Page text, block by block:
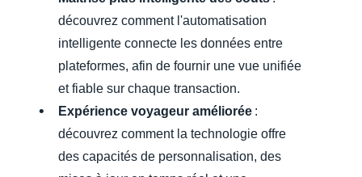
découvrez comment l'automatisation
intelligente connecte les données entre
plateformes, afin de fournir une vue unifiée
et fiable sur chaque transaction.
Expérience voyageur améliorée :
découvrez comment la technologie offre
des capacités de personnalisation, des